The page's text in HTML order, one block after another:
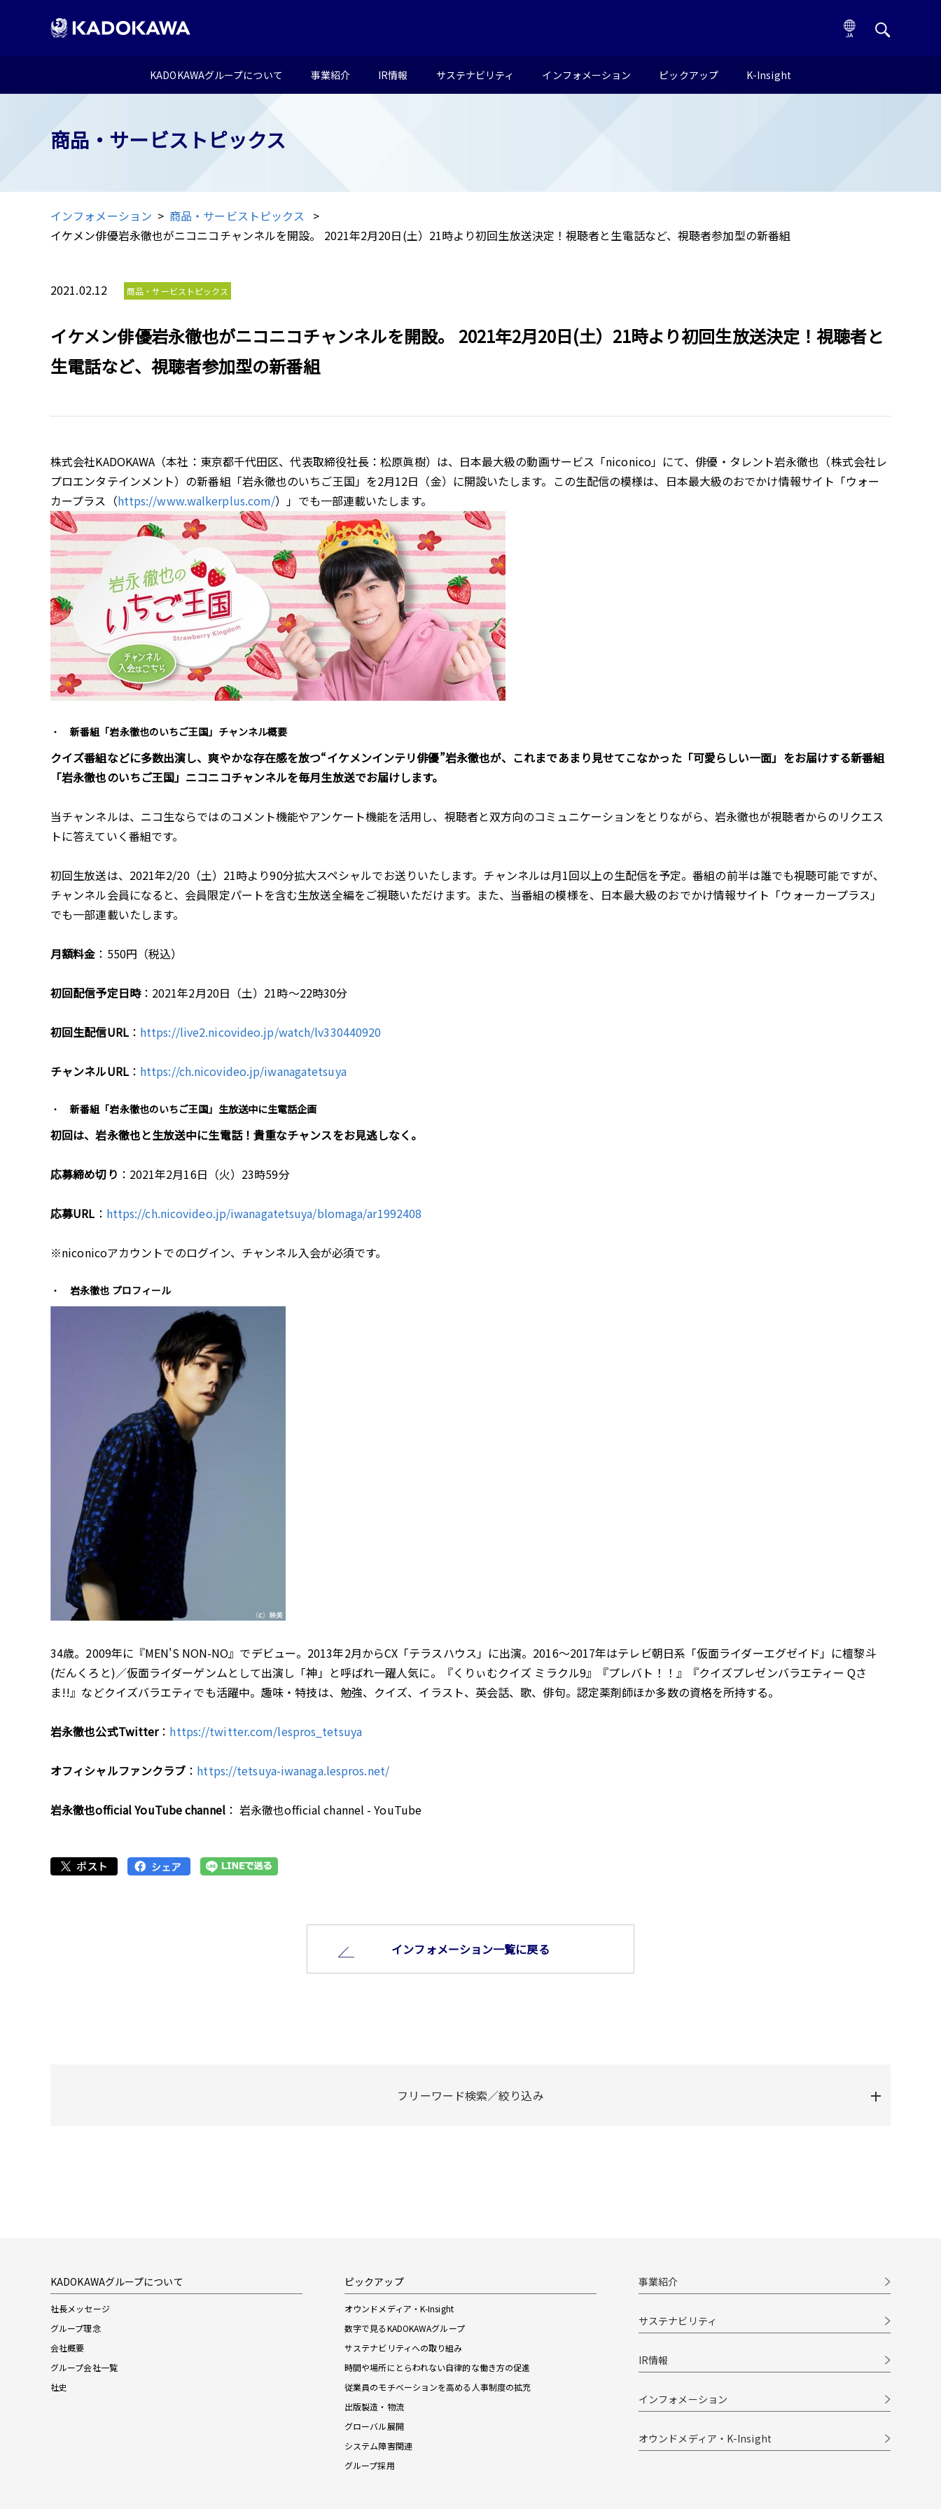
KADOKAWAグループについて 事業紹介 IR情報 サステナビリティ インフォメーション ピックアップ K-Insight
商品・サービストピックス
インフォメーション
商品・サービストピックス
イケメン俳優岩永徹也がニコニコチャンネルを開設。 2021年2月20日(土）21時より初回生放送決定！視聴者と生電話など、視聴者参加型の新番組
2021.02.12 商品・サービストピックス
イケメン俳優岩永徹也がニコニコチャンネルを開設。 2021年2月20日(土）21時より初回生放送決定！視聴者と
生電話など、視聴者参加型の新番組
株式会社KADOKAWA（本社：東京都千代田区、代表取締役社長：松原眞樹）は、日本最大級の動画サービス「niconico」にて、俳優・タレント岩永徹也（株式会社レ
プロエンタテインメント）の新番組「岩永徹也のいちご王国」を2月12日（金）に開設いたします。この生配信の模様は、日本最大級のおでかけ情報サイト「ウォー
カープラス（https://www.walkerplus.com/）」でも一部連載いたします。
新番組「岩永徹也のいちご王国」チャンネル概要
クイズ番組などに多数出演し、爽やかな存在感を放つ“イケメンインテリ俳優”岩永徹也が、これまであまり見せてこなかった「可愛らしい一面」をお届けする新番組
「岩永徹也のいちご王国」ニコニコチャンネルを毎月生放送でお届けします。
当チャンネルは、ニコ生ならではのコメント機能やアンケート機能を活用し、視聴者と双方向のコミュニケーションをとりながら、岩永徹也が視聴者からのリクエス
トに答えていく番組です。
初回生放送は、2021年2/20（土）21時より90分拡大スペシャルでお送りいたします。チャンネルは月1回以上の生配信を予定。番組の前半は誰でも視聴可能ですが、
チャンネル会員になると、会員限定パートを含む生放送全編をご視聴いただけます。また、当番組の模様を、日本最大級のおでかけ情報サイト「ウォーカープラス」
でも一部連載いたします。
月額料金 ：550円（税込）
初回配信予定日時：2021年2月20日（土）21時～22時30分
初回生配信URL： https://live2.nicovideo.jp/watch/lv330440920
チャンネルURL： https://ch.nicovideo.jp/iwanagatetsuya
新番組「岩永徹也のいちご王国」生放送中に生電話企画
初回は、岩永徹也と生放送中に生電話！貴重なチャンスをお見逃しなく。
応募締め切り ：2021年2月16日（火）23時59分
応募URL ： https://ch.nicovideo.jp/iwanagatetsuya/blomaga/ar1992408
※niconicoアカウントでのログイン、チャンネル入会が必須です。
岩永徹也 プロフィール
34歳。2009年に『MEN'S NON-NO』でデビュー。2013年2月からCX「テラスハウス」に出演。2016～2017年はテレビ朝日系「仮面ライダーエグゼイド」に檀黎斗
(だんくろと)／仮面ライダーゲンムとして出演し「神」と呼ばれ一躍人気に。『くりぃむクイズ ミラクル9』『プレバト！！』『クイズプレゼンバラエティー Qさ
ま!!』などクイズバラエティでも活躍中。趣味・特技は、勉強、クイズ、イラスト、英会話、歌、俳句。認定薬剤師ほか多数の資格を所持する。
岩永徹也公式Twitter： https://twitter.com/lespros_tetsuya
オフィシャルファンクラブ ： https://tetsuya-iwanaga.lespros.net/
岩永徹也official YouTube channel： 岩永徹也official channel - YouTube
インフォメーション⼀覧に戻る
フリーワード検索／絞り込み
KADOKAWAグループについて
社長メッセージ
グループ理念
会社概要
グループ会社一覧
社史
ピックアップ
オウンドメディア・K-Insight
数字で見るKADOKAWAグループ
サステナビリティへの取り組み
時間や場所にとらわれない自律的な働き方の促進
従業員のモチベーションを高める人事制度の拡充
出版製造・物流
グローバル展開
システム障害関連
グループ採用
事業紹介
サステナビリティ
IR情報
インフォメーション
オウンドメディア・K-Insight